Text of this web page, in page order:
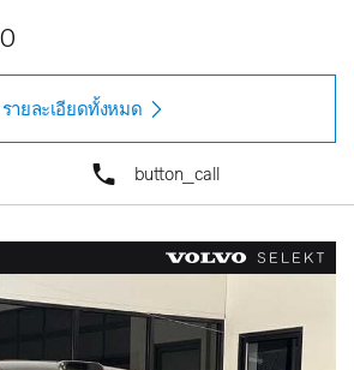
รายละเอียดทั้งหมด
button_call